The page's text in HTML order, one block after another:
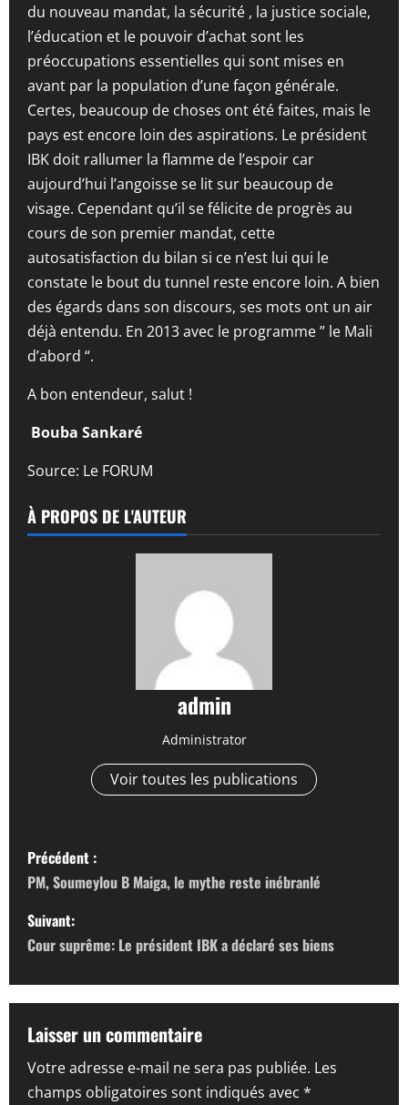
du nouveau mandat, la sécurité , la justice sociale,
l’éducation et le pouvoir d’achat sont les
préoccupations essentielles qui sont mises en
avant par la population d’une façon générale.
Certes, beaucoup de choses ont été faites, mais le
pays est encore loin des aspirations. Le président
IBK doit rallumer la flamme de l’espoir car
aujourd’hui l’angoisse se lit sur beaucoup de
visage. Cependant qu’il se félicite de progrès au
cours de son premier mandat, cette
autosatisfaction du bilan si ce n’est lui qui le
constate le bout du tunnel reste encore loin. A bien
des égards dans son discours, ses mots ont un air
déjà entendu. En 2013 avec le programme ” le Mali
d’abord “.
A bon entendeur, salut !
Bouba Sankaré
Source: Le FORUM
À PROPOS DE L'AUTEUR
admin
Administrator
Voir toutes les publications
N
a
v
i
g
a
t
Précédent :
PM, Soumeylou B Maiga, le mythe reste inébranlé
Suivant:
Cour suprême: Le président IBK a déclaré ses biens
Laisser un commentaire
Votre adresse e-mail ne sera pas publiée. Les
champs obligatoires sont indiqués avec *